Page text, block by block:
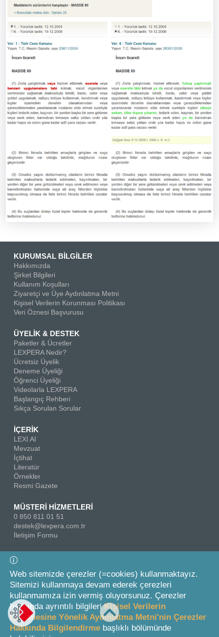
KURUMSAL BİLGİLER
Hakkımızda
Şirket Bilgileri
Kullanım Koşulları
Ziyaretçi ve Üye Aydınlatma Metni
Kişisel Verilerin Korunması Politikası
Veri Öznesi Başvurusu
ÜYELİK & DESTEK
Paketler & Ücretler
LEXPERA Nedir?
Ücretsiz Üyelik
Deneme Üyeliği
Öğrenci Üyeliği
Videolarla LEXPERA
Başlangıç Rehberi
Sıkça Sorulan Sorular
İÇERİK
LEXI AI
Mevzuat
İçtihat
Literatür
Örnekler
Resmi Gazete
MÜSTERİ HİZMETLERİ
0 850 811 01 51
destek@lexpera.com.tr
İletişim Formu
Bizi Takip Edin
© 2026 On İki Levha Yayıncılık A.Ş.
Web sitemizde çerezler (=cookies) kullanmaktayız.
Sitemizi kullanmaya devam ederek çerezleri
kullanmamıza izin vermiş oluyorsunuz. Çerezler
hakkında ayrıntılı bilgileriKişisel Verilerin
İşlenmesine Yönelik Aydınlatma Metni'nin Çerezler
Hakkında Bilgilendirme başlıklı bölümünde